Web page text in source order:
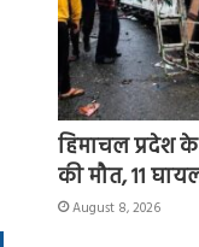
हिमाचल प्रदेश
की मौत, 11
August 8, 2026